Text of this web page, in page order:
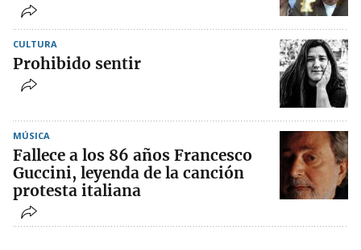
CULTURA
Prohibido sentir
MÚSICA
Fallece a los 86 años Francesco
Guccini, leyenda de la canción
protesta italiana